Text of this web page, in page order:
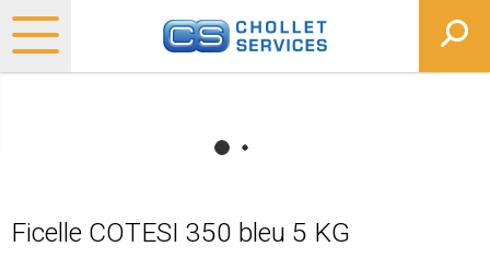
Ficelle COTESI 350 bleu 5 KG